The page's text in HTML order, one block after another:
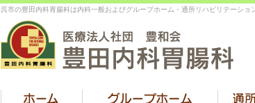
呉市の豊田内科胃腸科は内科一般およびグループホーム・通所リハビリテーシ